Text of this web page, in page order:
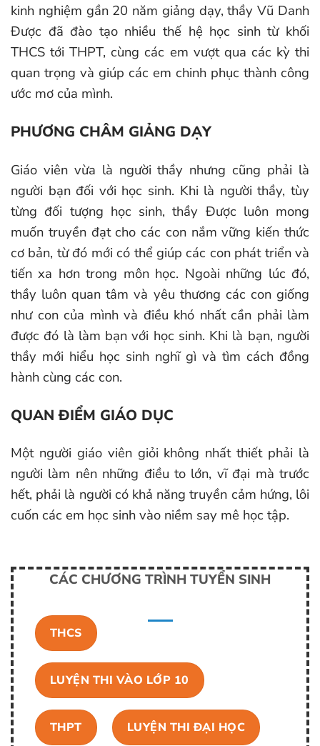
kinh nghiệm gần 20 năm giảng dạy, thầy Vũ Danh
Được đã đào tạo nhiều thế hệ học sinh từ khối
THCS tới THPT, cùng các em vượt qua các kỳ thi
quan trọng và giúp các em chinh phục thành công
ước mơ của mình.
PHƯƠNG CHÂM GIẢNG DẠY
Giáo viên vừa là người thầy nhưng cũng phải là
người bạn đối với học sinh. Khi là người thầy, tùy
từng đối tượng học sinh, thầy Được luôn mong
muốn truyền đạt cho các con nắm vững kiến thức
cơ bản, từ đó mới có thể giúp các con phát triển và
tiến xa hơn trong môn học. Ngoài những lúc đó,
thầy luôn quan tâm và yêu thương các con giống
như con của mình và điều khó nhất cần phải làm
được đó là làm bạn với học sinh. Khi là bạn, người
thầy mới hiểu học sinh nghĩ gì và tìm cách đồng
hành cùng các con.
QUAN ĐIỂM GIÁO DỤC
Một người giáo viên giỏi không nhất thiết phải là
người làm nên những điều to lớn, vĩ đại mà trước
hết, phải là người có khả năng truyền cảm hứng, lôi
cuốn các em học sinh vào niềm say mê học tập.
CÁC CHƯƠNG TRÌNH TUYỂN SINH
THCS
LUYỆN THI VÀO LỚP 10
THPT LUYỆN THI ĐẠI HỌC